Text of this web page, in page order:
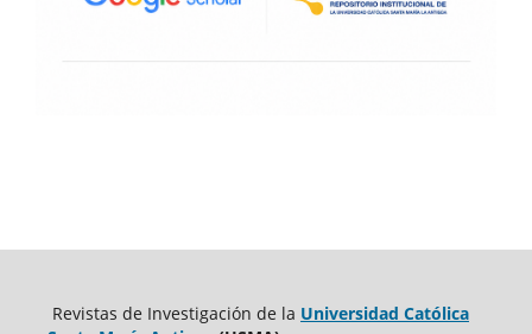
Revistas de Investigación de la Universidad Católica